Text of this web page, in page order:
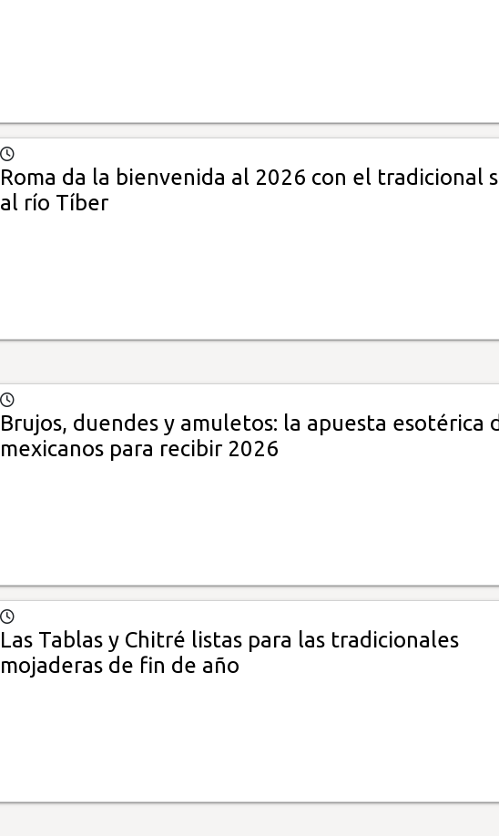
Roma da la bienvenida al 2026 con el tradicional
al río Tíber
Brujos, duendes y amuletos: la apuesta esotérica
mexicanos para recibir 2026
Las Tablas y Chitré listas para las tradicionales
mojaderas de fin de año